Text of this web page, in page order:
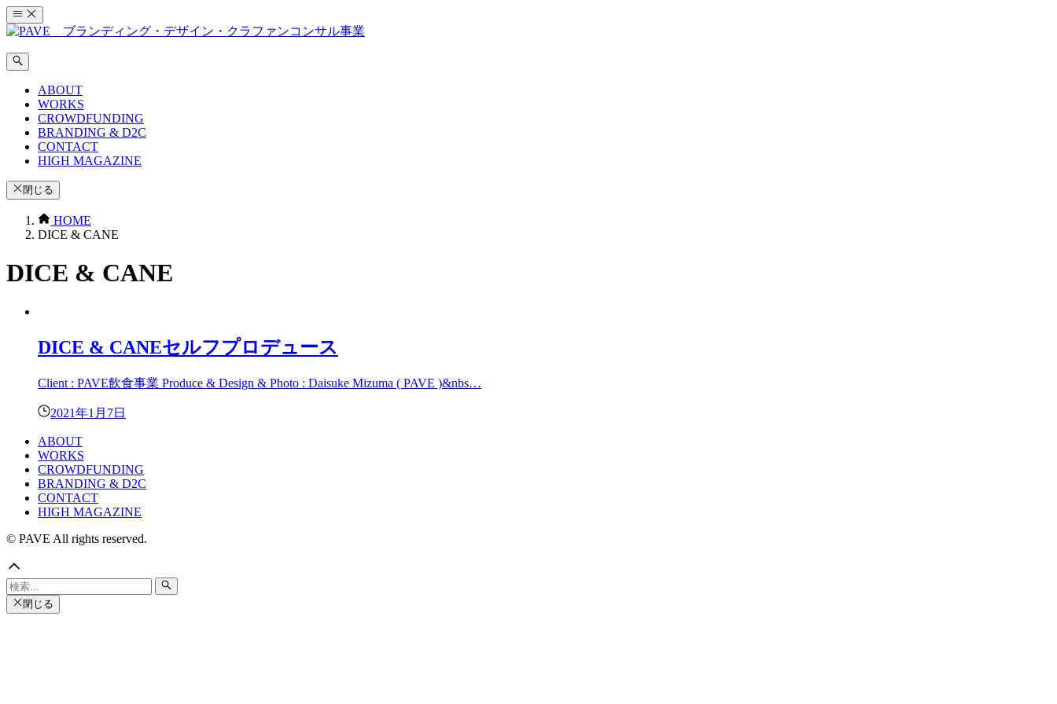
コ
ン
ン
ABOUT
WORKS
CROWDFUNDING
BRANDING & D2C
CONTACT
HIGH MAGAZINE
閉じる
HOME
DICE & CANE
DICE & CANE
DICE & CANEセルフプロデュース
Client : PAVE飲食事業 Produce & Design & Photo : Daisuke Mizuma ( PAVE )&nbs…
2021年1月7日
ABOUT
WORKS
CROWDFUNDING
BRANDING & D2C
CONTACT
HIGH MAGAZINE
© PAVE All rights reserved.
閉じる